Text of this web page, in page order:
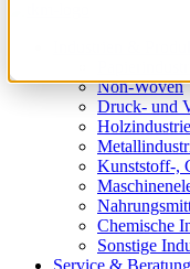
Non-Woven
Druck- und
Holzindustrie
Kunststoff-,
Chemische
Sonstige
Service & Beratung